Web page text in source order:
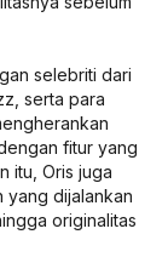
selebriti dari
serta para
fitur yang
itu, Oris juga
yang dijalankan
originalitas